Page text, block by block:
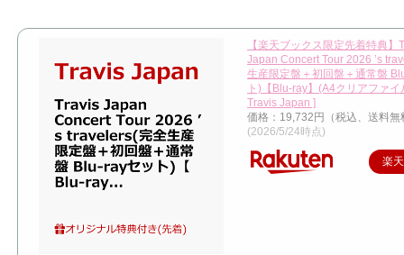
【楽天ブックス限定先着特典】
Japan Concert Tour 2026 ’s
生産限定盤＋初回盤＋通常盤
ト)【Blu-ray】(A4クリアファイ
Travis Japan ]
価格：19,732円（税込、送料無
(2026/5/24時点)
楽